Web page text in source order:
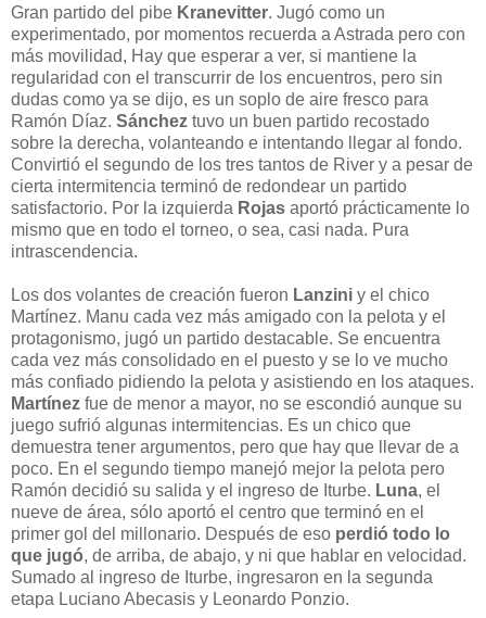
Gran partido del pibe Kranevitter. Jugó como un
experimentado, por momentos recuerda a Astrada pero con
más movilidad, Hay que esperar a ver, si mantiene la
regularidad con el transcurrir de los encuentros, pero sin
dudas como ya se dijo, es un soplo de aire fresco para
Ramón Díaz. Sánchez tuvo un buen partido recostado
sobre la derecha, volanteando e intentando llegar al fondo.
Convirtió el segundo de los tres tantos de River y a pesar de
cierta intermitencia terminó de redondear un partido
satisfactorio. Por la izquierda Rojas aportó prácticamente lo
mismo que en todo el torneo, o sea, casi nada. Pura
intrascendencia.
Los dos volantes de creación fueron Lanzini y el chico
Martínez. Manu cada vez más amigado con la pelota y el
protagonismo, jugó un partido destacable. Se encuentra
cada vez más consolidado en el puesto y se lo ve mucho
más confiado pidiendo la pelota y asistiendo en los ataques.
Martínez fue de menor a mayor, no se escondió aunque su
juego sufrió algunas intermitencias. Es un chico que
demuestra tener argumentos, pero que hay que llevar de a
poco. En el segundo tiempo manejó mejor la pelota pero
Ramón decidió su salida y el ingreso de Iturbe. Luna, el
nueve de área, sólo aportó el centro que terminó en el
primer gol del millonario. Después de eso perdió todo lo
que jugó, de arriba, de abajo, y ni que hablar en velocidad.
Sumado al ingreso de Iturbe, ingresaron en la segunda
etapa Luciano Abecasis y Leonardo Ponzio.